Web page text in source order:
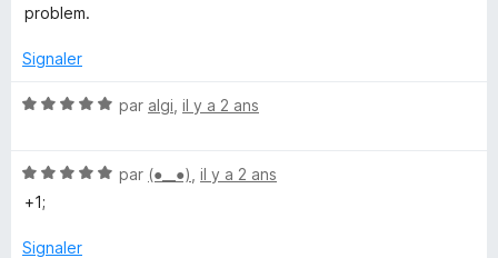
problem.
Signaler
N
é
5
u
par algi il y a 2 ans
N
o
é
par (⁠●⁠_⁠_⁠●⁠) il y a 2 ans
+1;
Signaler